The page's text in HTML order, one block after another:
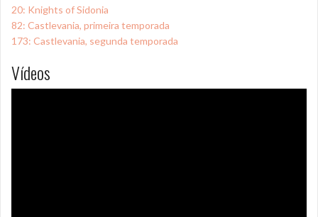
20: Knights of Sidonia
82: Castlevania, primeira temporada
173: Castlevania, segunda temporada
Vídeos